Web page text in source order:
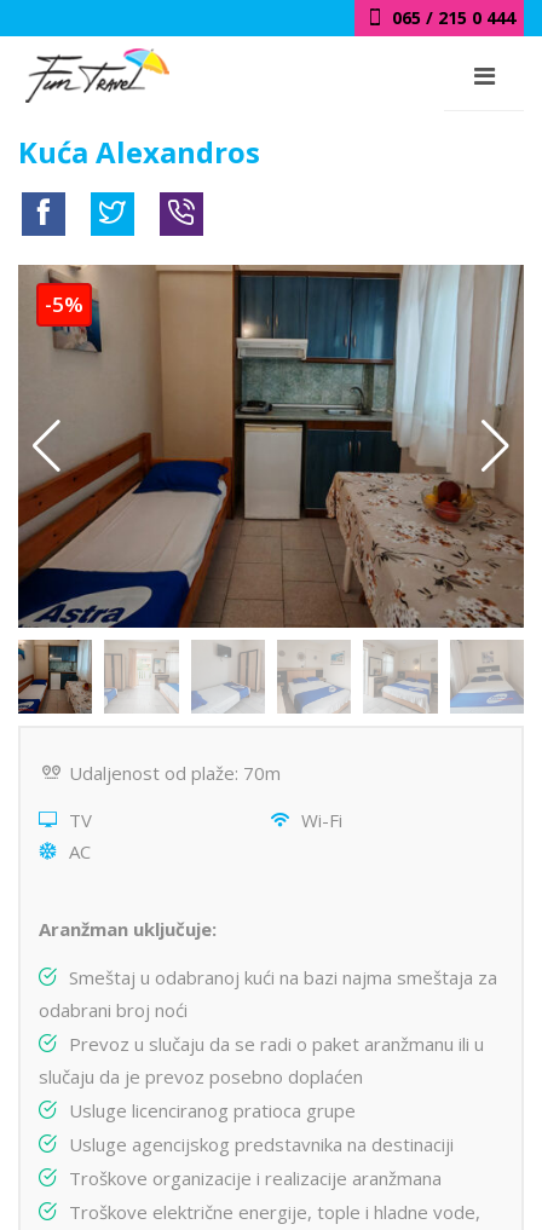
065 / 215 0 444
Kuća Alexandros
-5%
Udaljenost od plaže: 70m
TV
Wi-Fi
AC
Aranžman uključuje:
Smeštaj u odabranoj kući na bazi najma smeštaja za
odabrani broj noći
Prevoz u slučaju da se radi o paket aranžmanu ili u
slučaju da je prevoz posebno doplaćen
Usluge licenciranog pratioca grupe
Usluge agencijskog predstavnika na destinaciji
Troškove organizacije i realizacije aranžmana
Troškove električne energije, tople i hladne vode,